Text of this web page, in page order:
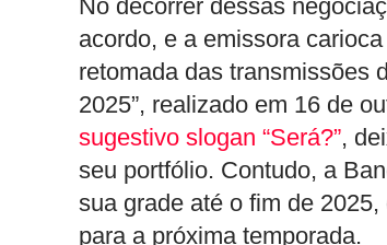
No decorrer dessas
acordo, e a emissora
retomada das transmissões
2025”, realizado em 16 de
sugestivo slogan “Será?”,
seu portfólio. Contudo, a
sua grade até o fim de
para a próxima temporada.